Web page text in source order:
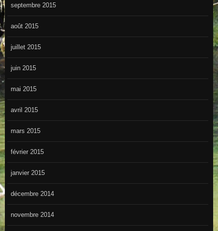
septembre 2015
août 2015
juillet 2015
juin 2015
mai 2015
avril 2015
mars 2015
février 2015
janvier 2015
décembre 2014
novembre 2014